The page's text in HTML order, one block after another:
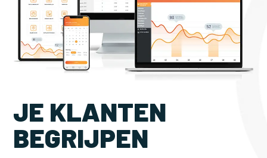
JE KLANTEN
BEGRIJPEN